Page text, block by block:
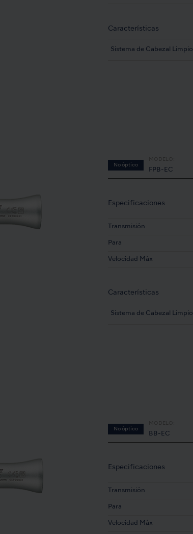
Características
Sistema de Cabezal Limpio
No óptico
FPB-EC
Especificaciones
Transmisión
Para
Velocidad Máx
Características
Sistema de Cabezal Limpio
No óptico
BB-EC
Especificaciones
Transmisión
Para
Velocidad Máx